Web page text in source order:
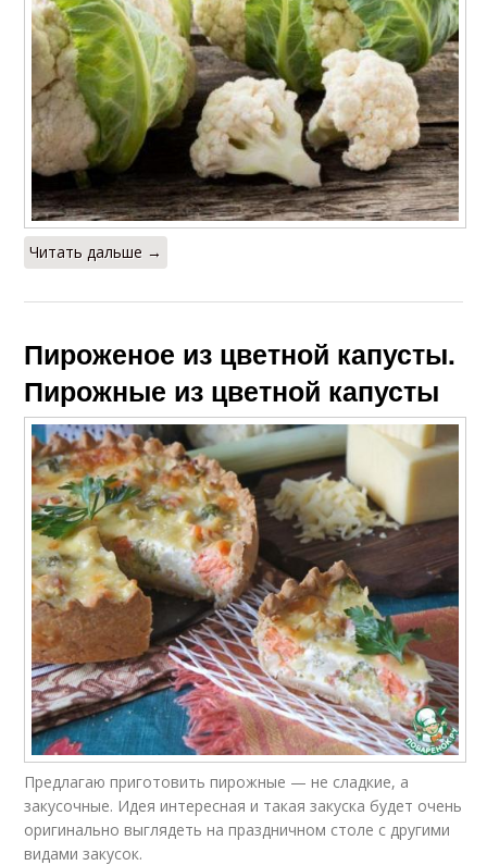
Читать дальше →
Пироженое из цветной капусты.
Пирожные из цветной капусты
Предлагаю приготовить пирожные — не сладкие, а
закусочные. Идея интересная и такая закуска будет очень
оригинально выглядеть на праздничном столе с другими
видами закусок.